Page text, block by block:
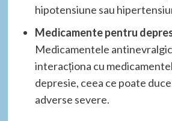
hipotensiune sau
Medicamente pentru
Medicamentele
interacționa cu
depresie, ceea ce poate
adverse severe.